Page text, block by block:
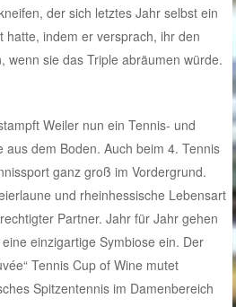
der sich letztes Jahr selbst ein
hatte, indem er versprach, ihr den
wenn sie das Triple abräumen würde.
Weiler nun ein Tennis- und
aus dem Boden. Auch beim 4. Tennis
ganz groß im Vordergrund.
und rheinhessische Lebensart
Partner. Jahr für Jahr gehen
einzigartige Symbiose ein. Der
Tennis Cup of Wine mutet
Spitzentennis im Damenbereich